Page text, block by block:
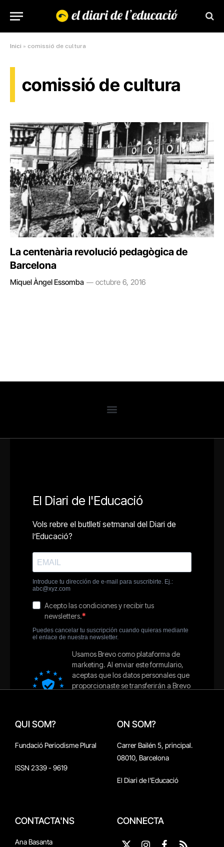
Inici » comissió de cultura
comissió de cultura
La centenària revolució pedagògica de
Barcelona
Miquel Àngel Essomba octubre 6, 2016
QUI SOM?
Fundació Periodisme Plural
ISSN 2339 - 9619
ON SOM?
Carrer Bailén 5, principal.
08010, Barcelona
El Diari de l'Educació
CONTACTA'NS
Ana Basanta
CONNECTA